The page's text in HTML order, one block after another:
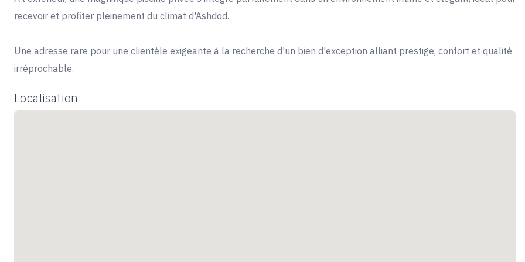
recevoir et profiter pleinement du climat d'Ashdod.
Une adresse rare pour une clientèle exigeante à la recherche d'un bien d'exception alliant prestige, confort et qualité
irréprochable.
Localisation